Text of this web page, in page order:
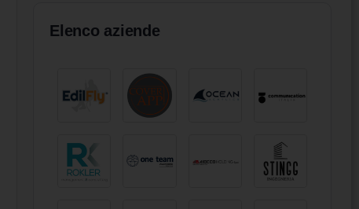
Elenco aziende